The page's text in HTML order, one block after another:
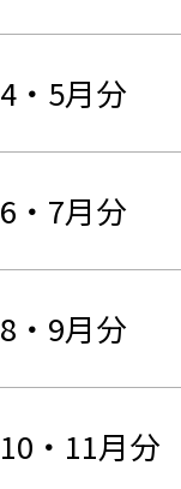
4・5月分
6・7月分
8・9月分
10・11月分